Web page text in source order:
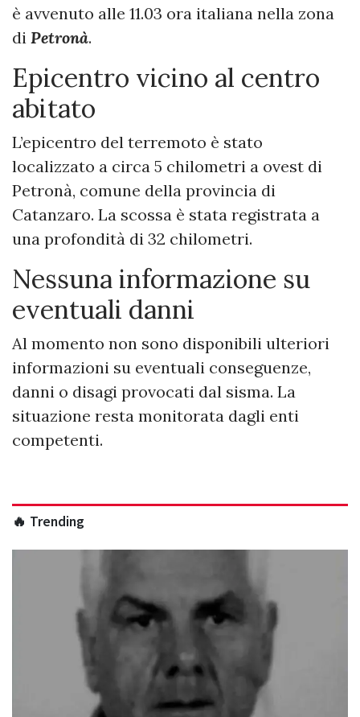
è avvenuto alle 11.03 ora italiana nella zona
di Petronà.
Epicentro vicino al centro
abitato
L’epicentro del terremoto è stato
localizzato a circa 5 chilometri a ovest di
Petronà, comune della provincia di
Catanzaro. La scossa è stata registrata a
una profondità di 32 chilometri.
Nessuna informazione su
eventuali danni
Al momento non sono disponibili ulteriori
informazioni su eventuali conseguenze,
danni o disagi provocati dal sisma. La
situazione resta monitorata dagli enti
competenti.
🔥 Trending